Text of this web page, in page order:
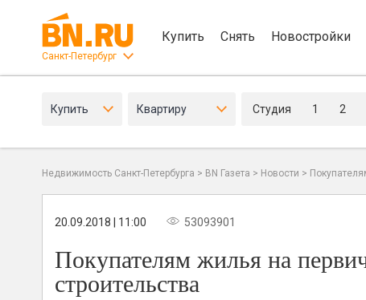
Санкт-Петербург
Купить Снять Новостройки
Купить Квартиру Студия 1 2
Недвижимость Санкт-Петербурга > BN Газета > Новости >
20.09.2018 | 11:00 53093901
Покупателям жилья на
строительства